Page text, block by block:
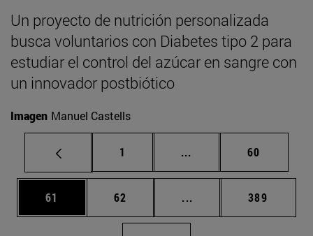
Un proyecto de nutrición personalizada
busca voluntarios con Diabetes tipo 2 para
estudiar el control del azúcar en sangre con
un innovador postbiótico
Imagen Manuel Castells
Página
1 ... Páginas intermedias
Página
60
Página
61 Página
62 ... Páginas intermedias
Página
389